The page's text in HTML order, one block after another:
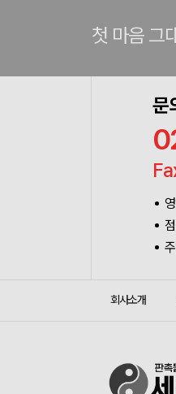
첫 마음 그
문
회사소개